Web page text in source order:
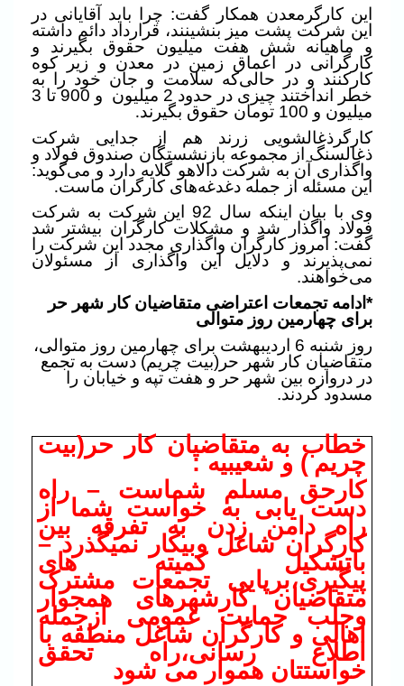
این کارگرمعدن همکار گفت: چرا باید آقایانی در
این شرکت پشت میز بنشینند، قرارداد دائم داشته
و ماهیانه شش هفت میلیون حقوق بگیرند و
کارگرانی در اعماق زمین در معدن و زیر کوه
کارکنند و در حالی‌که سلامت و جان خود را به
خطر انداختند چیزی در حدود 2 میلیون
و 900 تا 3
میلیون و 100 تومان حقوق بگیرند
.
کارگرذغالشویی زرند هم از جدایی شرکت
ذغالسنگ از مجموعه بازنشستگان صندوق فولاد و
واگذاری آن به شرکت دالاهو گلایه دارد و می‌گوید:
این مسئله از جمله دغدغه‌های کارگران ماست.
وی با بیان اینکه سال 92 این شرکت به شرکت
فولاد واگذار شد و مشکلات کارگران بیشتر شد
گفت: امروز کارگران واگذاری مجدد این شرکت را
نمی‌پذیرند و دلایل این واگذاری از مسئولان
می‌خواهند.
*ادامه تجمعات اعتراضی متقاضیان کار شهر حر
برای چهارمین روز متوالی
روز شنبه 6 اردیبهشت برای چهارمین روز متوالی،
متقاضیان کار شهر حر(بیت چریم) دست به تجمع
در دروازه بین شهر حر و هفت تپه و خیابان را
مسدود کردند.
خطاب به متقاضیان کار حر(بیت
چریم ) و شعیبیه :
کارحق مسلم شماست – راه
دست یابی به خواست شما از
راه دامن زدن به تفرقه بین
کارگران شاغل وبیکار نمیگذرد –
باتشکیل کمیته های
پیگیری،برپایی تجمعات مشترک
متقاضیان کارشهرهای همجوار
وجلب حمایت عمومی ازجمله
اهالی و کارگران شاغل منطقه با
اطلاع رسانی،راه تحقق
خواستتان هموار می شود